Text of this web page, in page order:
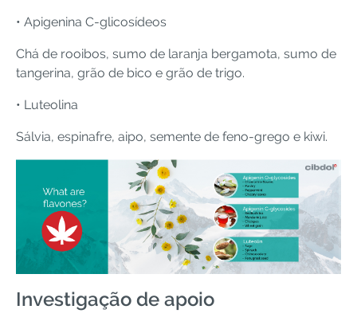
• Apigenina C-glicosídeos
Chá de rooibos, sumo de laranja bergamota, sumo de
tangerina, grão de bico e grão de trigo.
• Luteolina
Sálvia, espinafre, aipo, semente de feno-grego e kiwi.
Investigação de apoio